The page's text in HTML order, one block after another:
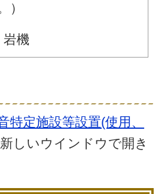
）
岩機
特定施設等設置(使用、
新しいウインドウで開き